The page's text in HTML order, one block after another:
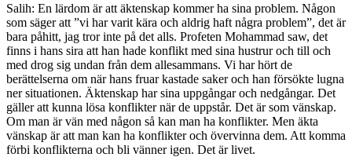
Salih: En lärdom är att äktenskap kommer ha sina problem. Någon
som säger att ”vi har varit kära och aldrig haft några problem”, det är
bara påhitt, jag tror inte på det alls. Profeten Mohammad saw, det
finns i hans sira att han hade konflikt med sina hustrur och till och
med drog sig undan från dem allesammans. Vi har hört de
berättelserna om när hans fruar kastade saker och han försökte lugna
ner situationen. Äktenskap har sina uppgångar och nedgångar. Det
gäller att kunna lösa konflikter när de uppstår. Det är som vänskap.
Om man är vän med någon så kan man ha konflikter. Men äkta
vänskap är att man kan ha konflikter och övervinna dem. Att komma
förbi konflikterna och bli vänner igen. Det är livet.